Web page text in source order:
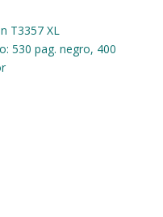
T3357 XL
530 pag. negro, 400